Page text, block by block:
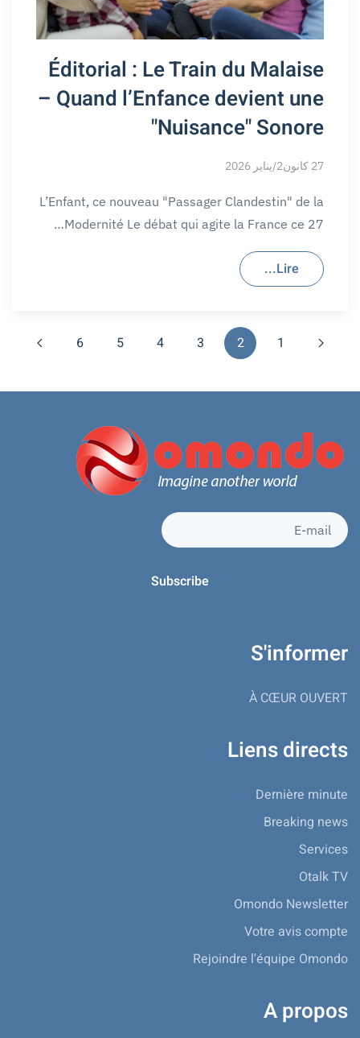
Éditorial : Le Train du Malaise
– Quand l’Enfance devient une
"Nuisance" Sonore
27 كانون2/يناير 2026
L’Enfant, ce nouveau "Passager Clandestin" de la
Modernité Le débat qui agite la France ce 27…
Lire...
1
2
3
4
5
6
S'informer
À CŒUR OUVERT
Liens directs
Dernière minute
Breaking news
Services
Otalk TV
Omondo Newsletter
Votre avis compte
Rejoindre l'équipe Omondo
A propos